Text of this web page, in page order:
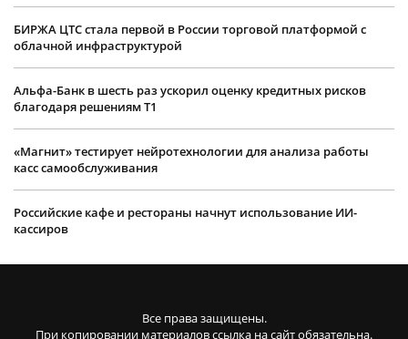
БИРЖА ЦТС стала первой в России торговой платформой с
облачной инфраструктурой
Альфа-Банк в шесть раз ускорил оценку кредитных рисков
благодаря решениям Т1
«Магнит» тестирует нейротехнологии для анализа работы
касс самообслуживания
Российские кафе и рестораны начнут использование ИИ-
кассиров
Все права защищены.
При копировании материалов ссылка на сайт обязательна.